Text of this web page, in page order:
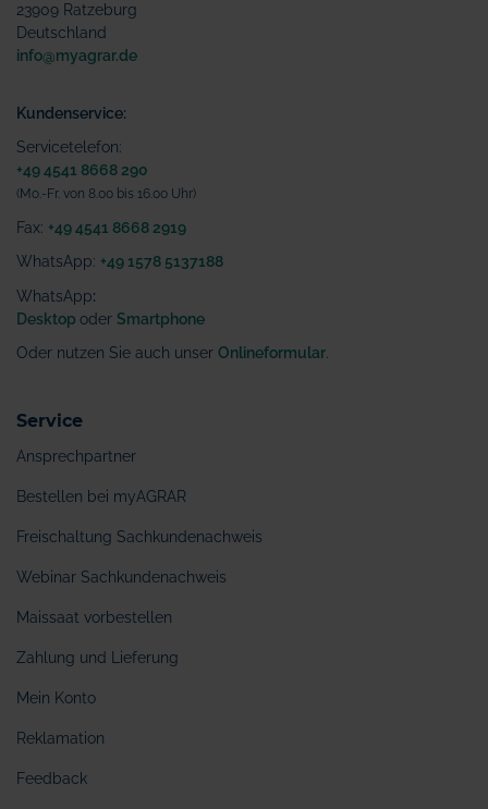
23909 Ratzeburg
Deutschland
info@myagrar.de
Kundenservice:
Servicetelefon:
+49 4541 8668 290
(Mo.-Fr. von 8.00 bis 16.00 Uhr)
Fax: +49 4541 8668 2919
WhatsApp: +49 1578 5137188
WhatsApp:
Desktop oder Smartphone
Oder nutzen Sie auch unser Onlineformular
Service
Ansprechpartner
Bestellen bei myAGRAR
Freischaltung Sachkundenachweis
Webinar Sachkundenachweis
Maissaat vorbestellen
Zahlung und Lieferung
Mein Konto
Reklamation
Feedback